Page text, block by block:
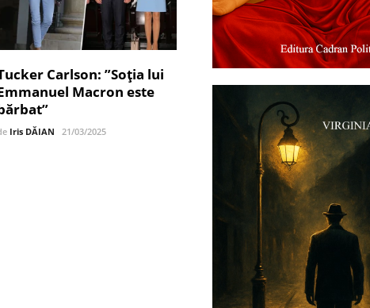
Carlson: ”Soția lui
Macron este
Iris DĂIAN 21/03/2025